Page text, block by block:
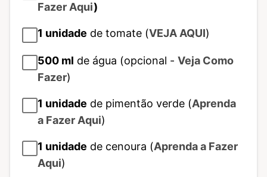
Fazer Aqui)
1 unidade de tomate (VEJA AQUI)
500 ml de água (opcional - Veja Como
Fazer)
1 unidade de pimentão verde (Aprenda
a Fazer Aqui)
1 unidade de cenoura (Aprenda a Fazer
Aqui)